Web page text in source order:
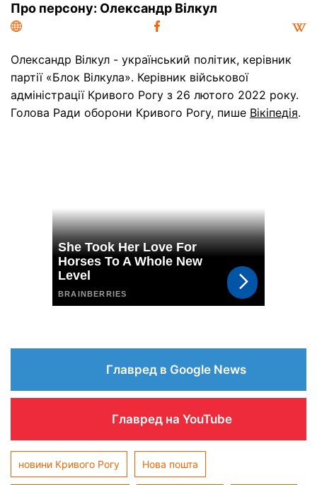
Про персону: Олександр Вілкул
Олександр Вілкул - український політик, керівник
партії «Блок Вілкула». Керівник військової
адміністрації Кривого Рогу з 26 лютого 2022 року.
Голова Ради оборони Кривого Рогу, пише Вікіпедія.
Главред в Google News
Главред на YouTube
новини Кривого Рогу Нова пошта